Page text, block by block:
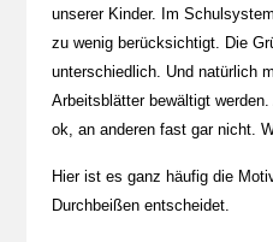
unserer Kinder. Im
zu wenig berücksichtigt. Die
unterschiedlich. Und natürlich
Arbeitsblätter bewältigt
ok, an anderen fast gar nicht.
Hier ist es ganz häufig die
Durchbeißen entscheidet.